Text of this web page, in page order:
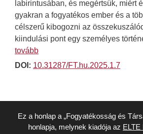
labirintusában, és megértsük, miért
gyakran a fogyatékos ember és a
célszerű kibogozni az
kiindulási pont egy személyes
tovább
DOI: 10.31287/FT.hu.2025.1.7
Ez a honlap a „Fogyatékosság és
honlapja, melynek kiadója az